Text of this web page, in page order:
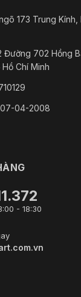
173 Trung
Đường 702 Hồng
Chí Minh
07-04-2008
- 18:30